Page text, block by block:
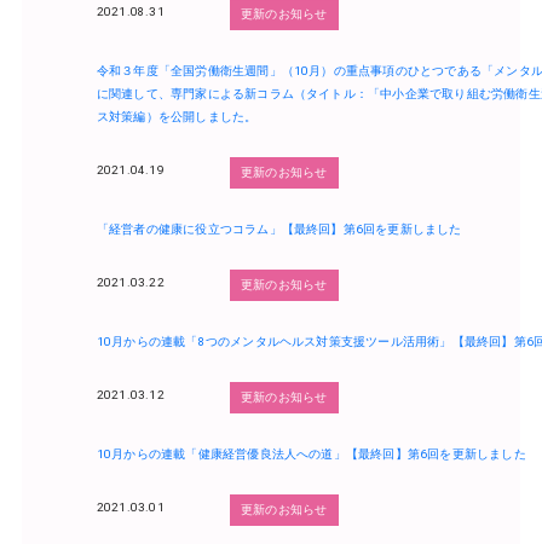
2021.08.31 更新のお知らせ
令和３年度「全国労働衛生週間」（10月）の重点事項のひとつである「メンタ
に関連して、専門家による新コラム（タイトル：「中小企業で取り組む労働衛
ス対策編）を公開しました。
2021.04.19 更新のお知らせ
「経営者の健康に役立つコラム」【最終回】第6回を更新しました
2021.03.22 更新のお知らせ
10月からの連載「8つのメンタルヘルス対策支援ツール活用術」【最終回】第6
2021.03.12 更新のお知らせ
10月からの連載「健康経営優良法人への道」【最終回】第6回を更新しました
2021.03.01 更新のお知らせ